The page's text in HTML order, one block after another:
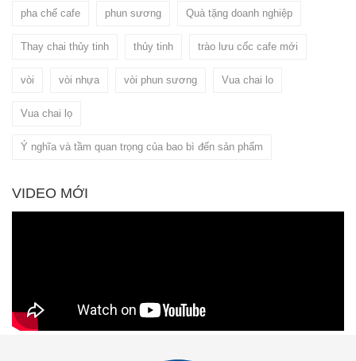
pha chế cafe phun sương Quà tặng doanh nghiệp
Thay chai thủy tinh thủy tinh trào lưu cốc cafe mới
vòi vòi nhựa vòi phun sương Vua chai lo
Vua chai lọ
Ý nghĩa và tầm quan trọng của bao bì đến sản phẩm
VIDEO MỚI